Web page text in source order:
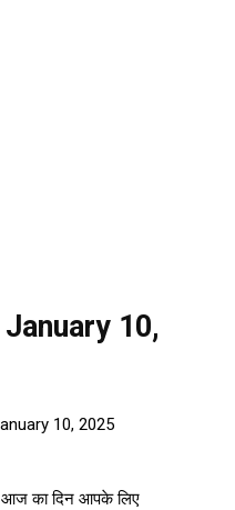
10,
का दिन आपके लिए